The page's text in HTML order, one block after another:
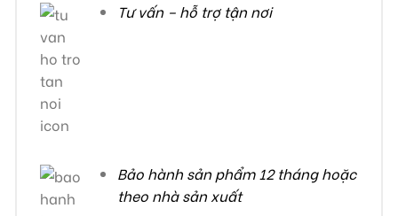
Tư vấn – hỗ trợ tận nơi
Bảo hành sản phẩm 12 tháng hoặc
theo nhà sản xuất